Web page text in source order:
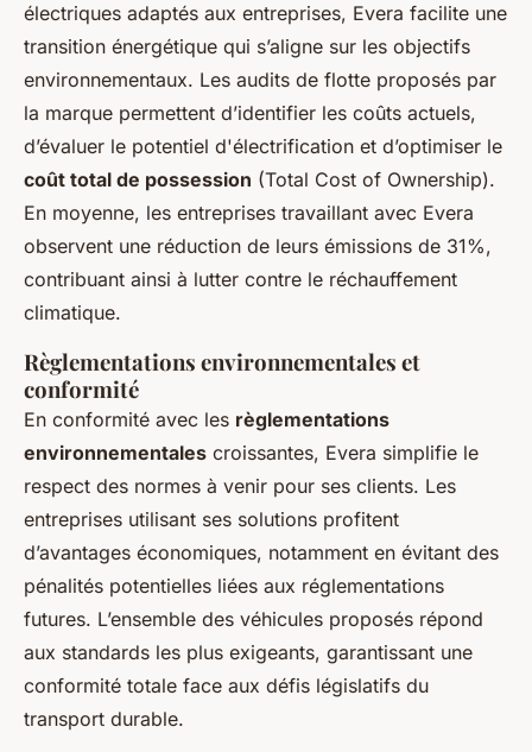
électriques adaptés aux entreprises, Evera facilite une
transition énergétique qui s’aligne sur les objectifs
environnementaux. Les audits de flotte proposés par
la marque permettent d’identifier les coûts actuels,
d’évaluer le potentiel d'électrification et d’optimiser le
coût total de possession (Total Cost of Ownership).
En moyenne, les entreprises travaillant avec Evera
observent une réduction de leurs émissions de 31%,
contribuant ainsi à lutter contre le réchauffement
climatique.
Règlementations environnementales et
conformité
En conformité avec les règlementations
environnementales croissantes, Evera simplifie le
respect des normes à venir pour ses clients. Les
entreprises utilisant ses solutions profitent
d’avantages économiques, notamment en évitant des
pénalités potentielles liées aux réglementations
futures. L’ensemble des véhicules proposés répond
aux standards les plus exigeants, garantissant une
conformité totale face aux défis législatifs du
transport durable.